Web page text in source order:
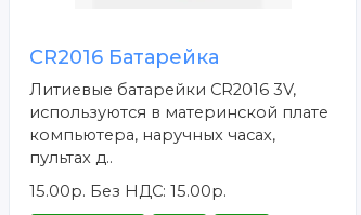
CR2016 Батарейка
Литиевые батарейки CR2016 3V,
используются в материнской плате
компьютера, наручных часах,
пультах д..
15.00р. Без НДС: 15.00р.